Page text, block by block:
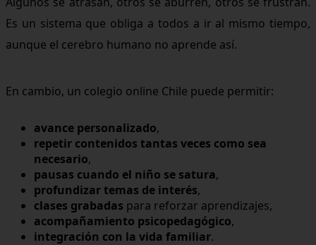
Es un sistema que obliga a todos a ir al mismo tiempo,
aunque el cerebro humano no aprende así.
En cambio, un colegio online Chile puede permitir:
avance personalizado,
repetir contenidos tantas veces como sea
necesario,
pausas cuando el niño se satura,
profundizar temas de interés,
clases grabadas para reforzar aprendizajes,
acompañamiento psicopedagógico,
integración con la vida familiar.